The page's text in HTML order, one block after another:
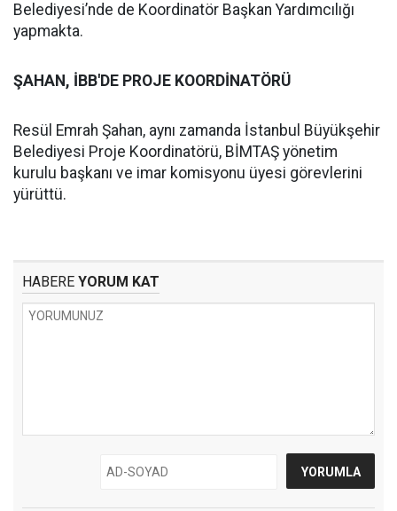
Belediyesi’nde de Koordinatör Başkan Yardımcılığı
yapmakta.
ŞAHAN, İBB'DE PROJE KOORDİNATÖRÜ
Resül Emrah Şahan, aynı zamanda İstanbul Büyükşehir
Belediyesi Proje Koordinatörü, BİMTAŞ yönetim
kurulu başkanı ve imar komisyonu üyesi görevlerini
yürüttü.
HABERE YORUM KAT